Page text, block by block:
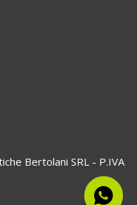
Bertolani SRL - P.IVA